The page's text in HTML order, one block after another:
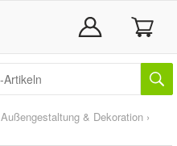
Außengestaltung & Dekoration ›